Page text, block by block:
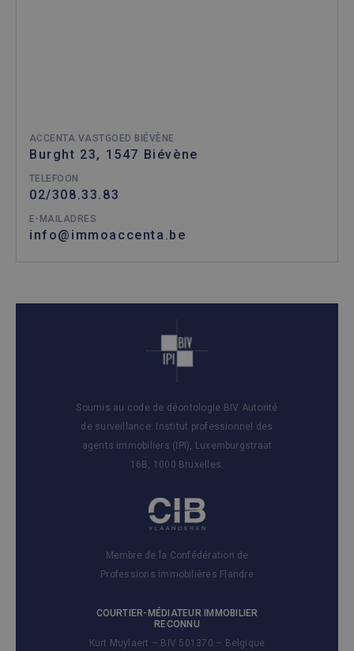
ACCENTA VASTGOED BIÉVÈNE
Burght 23, 1547 Biévène
TELEFOON
02/308.33.83
E-MAILADRES
info@immoaccenta.be
Soumis au code de déontologie BIV Autorité
de surveillance: Institut professionnel des
agents immobiliers (IPI), Luxemburgstraat
16B, 1000 Bruxelles.
Membre de la Confédération de
Professions immobilières Flandre
COURTIER-MÉDIATEUR IMMOBILIER
RECONNU
Kurt Muylaert – BIV 501370 – Belgique